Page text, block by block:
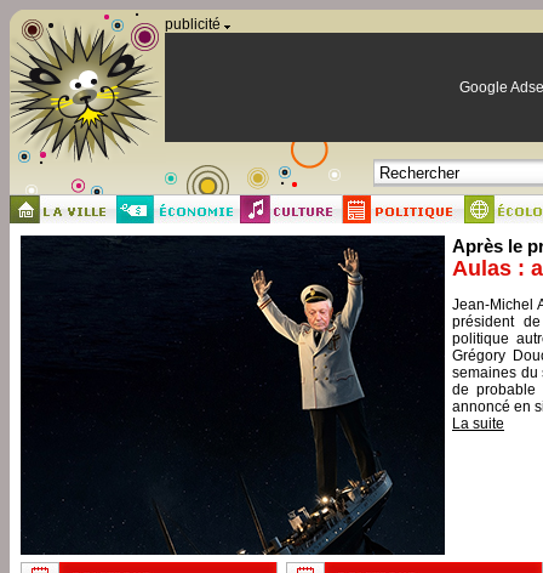
publicité
Google
Après le
Aulas :
Jean-Michel
président
politique
Grégory
semaines du
de probable
annoncé en
La suite
Panneau de gestion des cookies